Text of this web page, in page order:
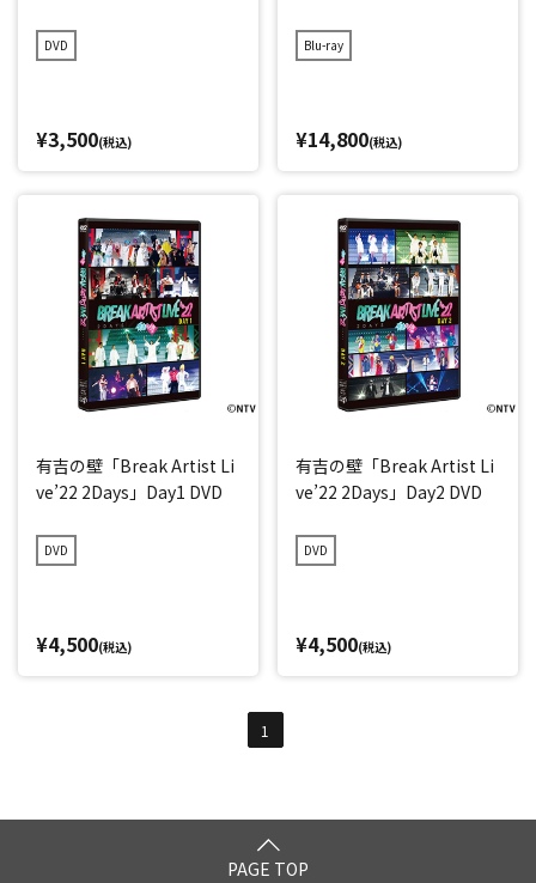
DVD
¥3,500(税込)
Blu-ray
¥14,800(税込)
有吉の壁「Break Artist Li
ve’22 2Days」Day1 DVD
DVD
¥4,500(税込)
有吉の壁「Break Artist Li
ve’22 2Days」Day2 DVD
DVD
¥4,500(税込)
1
PAGE TOP